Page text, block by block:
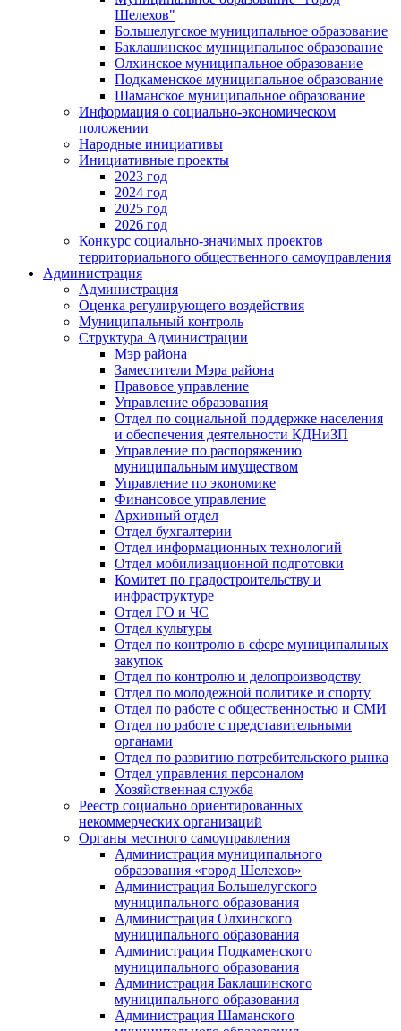
Шелехов"
Большелугское муниципальное образование
Баклашинское муниципальное образование
Олхинское муниципальное образование
Подкаменское муниципальное образование
Шаманское муниципальное образование
Информация о социально-экономическом
положении
Народные инициативы
Инициативные проекты
2023 год
2024 год
2025 год
2026 год
Конкурс социально-значимых проектов
территориального общественного самоуправления
Администрация
Администрация
Оценка регулирующего воздействия
Муниципальный контроль
Структура Администрации
Мэр района
Заместители Мэра района
Правовое управление
Управление образования
Отдел по социальной поддержке населения
и обеспечения деятельности КДНиЗП
Управление по распоряжению
муниципальным имуществом
Управление по экономике
Финансовое управление
Архивный отдел
Отдел бухгалтерии
Отдел информационных технологий
Отдел мобилизационной подготовки
Комитет по градостроительству и
инфраструктуре
Отдел ГО и ЧС
Отдел культуры
Отдел по контролю в сфере муниципальных
закупок
Отдел по контролю и делопроизводству
Отдел по молодежной политике и спорту
Отдел по работе с общественностью и СМИ
Отдел по работе с представительными
органами
Отдел по развитию потребительского рынка
Отдел управления персоналом
Хозяйственная служба
Реестр социально ориентированных
некоммерческих организаций
Органы местного самоуправления
Администрация муниципального
образования «город Шелехов»
Администрация Большелугского
муниципального образования
Администрация Олхинского
муниципального образования
Администрация Подкаменского
муниципального образования
Администрация Баклашинского
муниципального образования
Администрация Шаманского